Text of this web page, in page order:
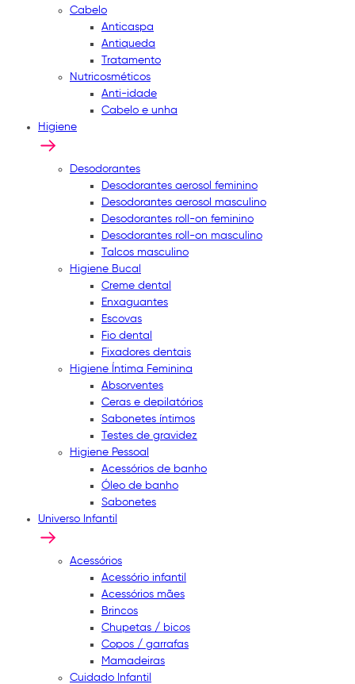
Cabelo
Anticaspa
Antiqueda
Tratamento
Nutricosméticos
Anti-idade
Cabelo e unha
Higiene
Desodorantes
Desodorantes aerosol feminino
Desodorantes aerosol masculino
Desodorantes roll-on feminino
Desodorantes roll-on masculino
Talcos masculino
Higiene Bucal
Creme dental
Enxaguantes
Escovas
Fio dental
Fixadores dentais
Higiene Íntima Feminina
Absorventes
Ceras e depilatórios
Sabonetes íntimos
Testes de gravidez
Higiene Pessoal
Acessórios de banho
Óleo de banho
Sabonetes
Universo Infantil
Acessórios
Acessório infantil
Acessórios mães
Brincos
Chupetas / bicos
Copos / garrafas
Mamadeiras
Cuidado Infantil